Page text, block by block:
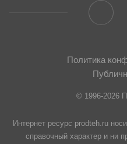
Политика
© 1996-2026
Интернет ресурс prodteh.ru
справочный характер и ни